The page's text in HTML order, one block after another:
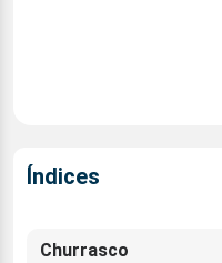
Índices
Churrasco